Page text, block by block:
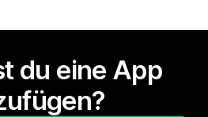
du eine App